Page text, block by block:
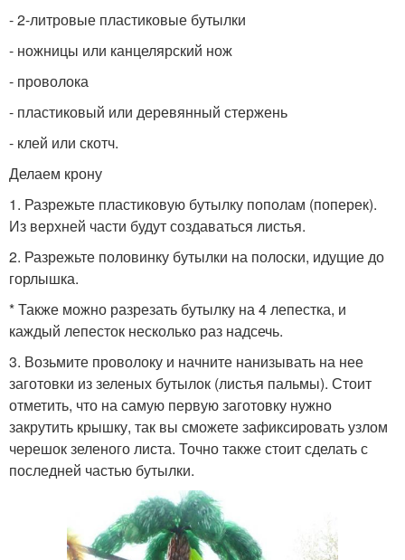
- 2-литровые пластиковые бутылки
- ножницы или канцелярский нож
- проволока
- пластиковый или деревянный стержень
- клей или скотч.
Делаем крону
1. Разрежьте пластиковую бутылку пополам (поперек).
Из верхней части будут создаваться листья.
2. Разрежьте половинку бутылки на полоски, идущие до
горлышка.
* Также можно разрезать бутылку на 4 лепестка, и
каждый лепесток несколько раз надсечь.
3. Возьмите проволоку и начните нанизывать на нее
заготовки из зеленых бутылок (листья пальмы). Стоит
отметить, что на самую первую заготовку нужно
закрутить крышку, так вы сможете зафиксировать узлом
черешок зеленого листа. Точно также стоит сделать с
последней частью бутылки.